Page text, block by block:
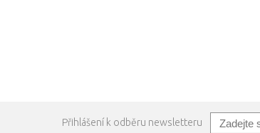
Přihlášení k odběru newsletteru